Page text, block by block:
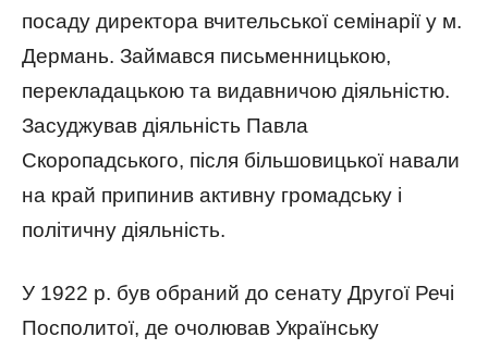
посаду директора вчительської семінарії у м.
Дермань. Займався письменницькою,
перекладацькою та видавничою діяльністю.
Засуджував діяльність Павла
Скоропадського, після більшовицької навали
на край припинив активну громадську і
політичну діяльність.
У 1922 р. був обраний до сенату Другої Речі
Посполитої, де очолював Українську